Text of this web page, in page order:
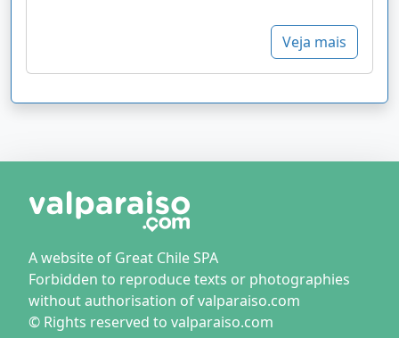
Veja mais
A website of Great Chile SPA
Forbidden to reproduce texts or photographies
without authorisation of valparaiso.com
© Rights reserved to valparaiso.com